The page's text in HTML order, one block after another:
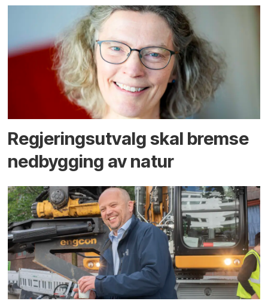
Regjerings­utvalg skal bremse
ned­bygging av natur